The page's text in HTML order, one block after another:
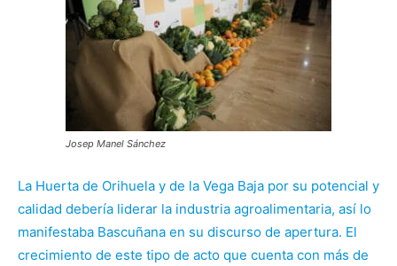
Josep Manel Sánchez
La Huerta de Orihuela y de la Vega Baja por su potencial y
calidad debería liderar la industria agroalimentaria, así lo
manifestaba Bascuñana en su discurso de apertura. El
crecimiento de este tipo de acto que cuenta con más de